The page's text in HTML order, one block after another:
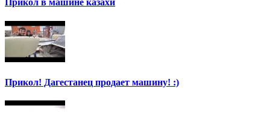
Прикол в машине казахи
Прикол! Дагестанец продает машину! :)